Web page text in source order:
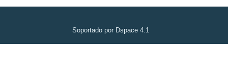
Soportado por Dspace 4.1